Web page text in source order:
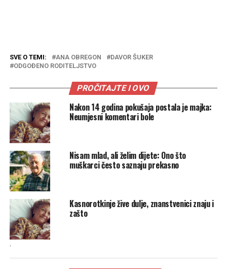
SVE O TEMI: ANA OBREGON
DAVOR ŠUKER
ODGOĐENO RODITELJSTVO
PROČITAJTE I OVO
Nakon 14 godina pokušaja postala je majka:
Neumjesni komentari bole
Nisam mlad, ali želim dijete: Ono što
muškarci često saznaju prekasno
Kasnorotkinje žive dulje, znanstvenici znaju i
zašto
.